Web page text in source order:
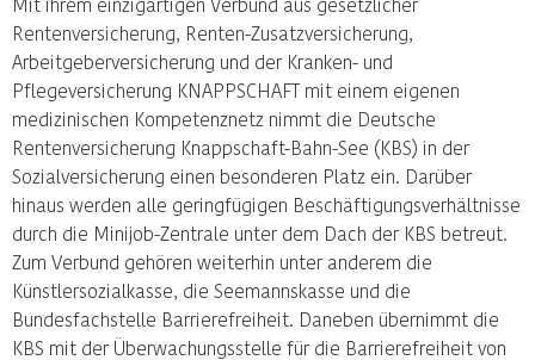
Rentenversicherung, Renten-Zusatzversicherung,
Arbeitgeberversicherung und der Kranken- und
Pflegeversicherung KNAPPSCHAFT mit einem eigenen
medizinischen Kompetenznetz nimmt die Deutsche
Rentenversicherung Knappschaft-Bahn-See (KBS) in der
Sozialversicherung einen besonderen Platz ein. Darüber
hinaus werden alle geringfügigen Beschäftigungsverhältnisse
durch die Minijob-Zentrale unter dem Dach der KBS betreut.
Zum Verbund gehören weiterhin unter anderem die
Künstlersozialkasse, die Seemannskasse und die
Bundesfachstelle Barrierefreiheit. Daneben übernimmt die
KBS mit der Überwachungsstelle für die Barrierefreiheit von